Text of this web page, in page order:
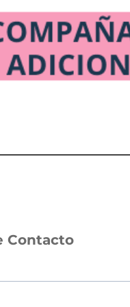
Contacto